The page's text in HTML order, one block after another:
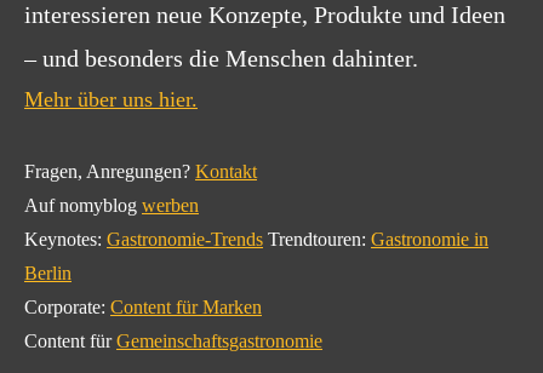
interessieren neue Konzepte, Produkte und Ideen
– und besonders die Menschen dahinter.
Mehr über uns hier.
Fragen, Anregungen? Kontakt
Auf nomyblog werben
Keynotes: Gastronomie-Trends Trendtouren: Gastronomie in
Berlin
Corporate: Content für Marken
Content fürGemeinschaftsgastronomie